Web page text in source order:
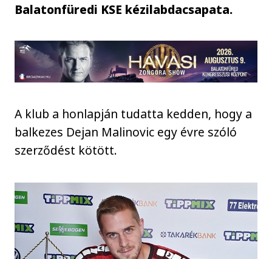
Balatonfüredi KSE kézilabdacsapata.
A klub a honlapján tudatta kedden, hogy a
balkezes Dejan Malinovic egy évre szóló
szerződést kötött.